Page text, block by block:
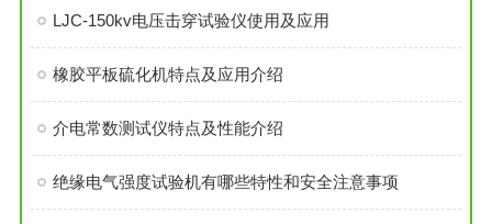
LJC-150kv电压击穿试验仪使用及应用
橡胶平板硫化机特点及应用介绍
介电常数测试仪特点及性能介绍
绝缘电气强度试验机有哪些特性和安全注意事项